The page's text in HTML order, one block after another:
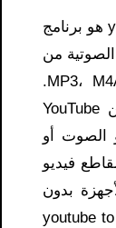
youtube to mp3 converter high quality هو برنامج
من
اليوتيوب بأشهر الصيغ مثل MP3، M4A، OGG.
يمكنك أيضًا الاستماع إلى الأصوات من YouTube
الصوت أو
فيديو
بدون
مشغل فيديو على جهازك. مع استخدام youtube to